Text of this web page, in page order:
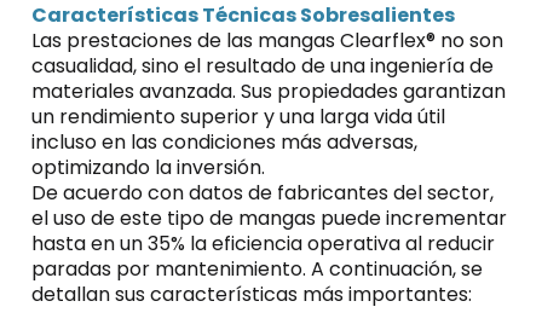
Características Técnicas Sobresalientes
Las prestaciones de las mangas Clearflex® no son
casualidad, sino el resultado de una ingeniería de
materiales avanzada. Sus propiedades garantizan
un rendimiento superior y una larga vida útil
incluso en las condiciones más adversas,
optimizando la inversión.
De acuerdo con datos de fabricantes del sector,
el uso de este tipo de mangas puede incrementar
hasta en un 35% la eficiencia operativa al reducir
paradas por mantenimiento. A continuación, se
detallan sus características más importantes: